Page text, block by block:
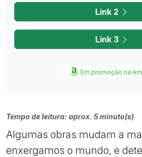
Link 2
Link 3
Em promoção na
Tempo de leitura: aprox. 5 minuto(s)
Algumas obras mudam a
enxergamos o mundo, e